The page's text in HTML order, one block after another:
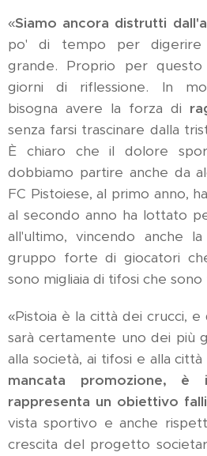
«Siamo ancora distrutti
po' di tempo per digerire
grande. Proprio per
giorni di riflessione. In
bisogna avere la forza di
senza farsi trascinare dalla
È chiaro che il dolore
dobbiamo partire anche da
FC Pistoiese, al primo anno,
al secondo anno ha lottato
all'ultimo, vincendo anche
gruppo forte di giocatori
sono migliaia di tifosi che
«Pistoia è la città dei crucci, e
sarà certamente uno dei più
alla società, ai tifosi e alla
mancata promozione, è
rappresenta un obiettivo
vista sportivo e anche
crescita del progetto